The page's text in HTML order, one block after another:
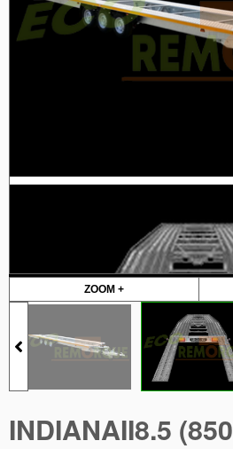
ZOOM +
INDIANAII8.5